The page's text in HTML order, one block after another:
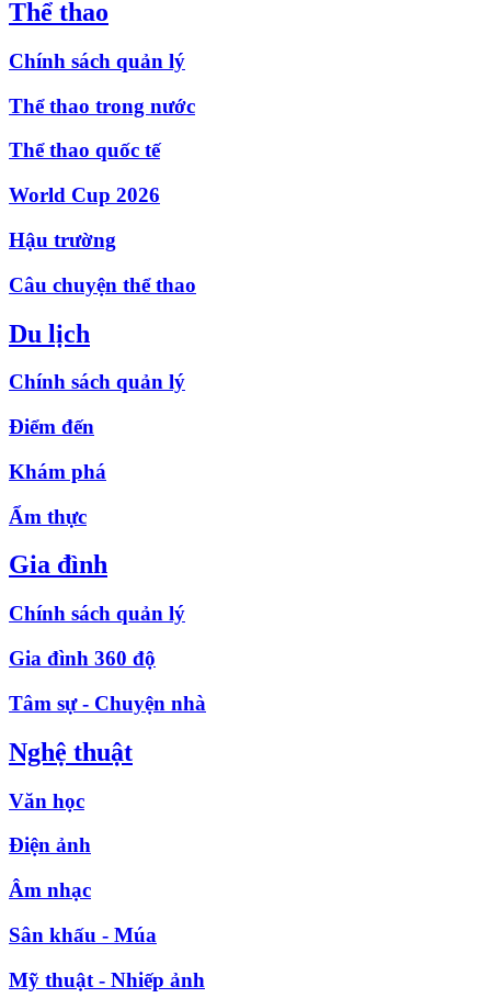
Thể thao
Chính sách quản lý
Thể thao trong nước
Thể thao quốc tế
World Cup 2026
Hậu trường
Câu chuyện thể thao
Du lịch
Chính sách quản lý
Điểm đến
Khám phá
Ẩm thực
Gia đình
Chính sách quản lý
Gia đình 360 độ
Tâm sự - Chuyện nhà
Nghệ thuật
Văn học
Điện ảnh
Âm nhạc
Sân khấu - Múa
Mỹ thuật - Nhiếp ảnh